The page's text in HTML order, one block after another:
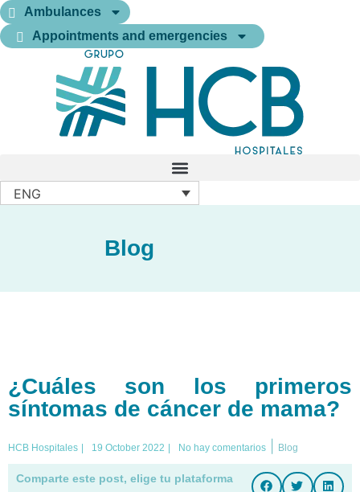
Ambulances
Appointments and emergencies
ENG
Blog
¿Cuáles son los primeros
síntomas de cáncer de mama?
HCB Hospitales | 19 October 2022 | No hay comentarios Blog
Comparte este post, elige tu plataforma